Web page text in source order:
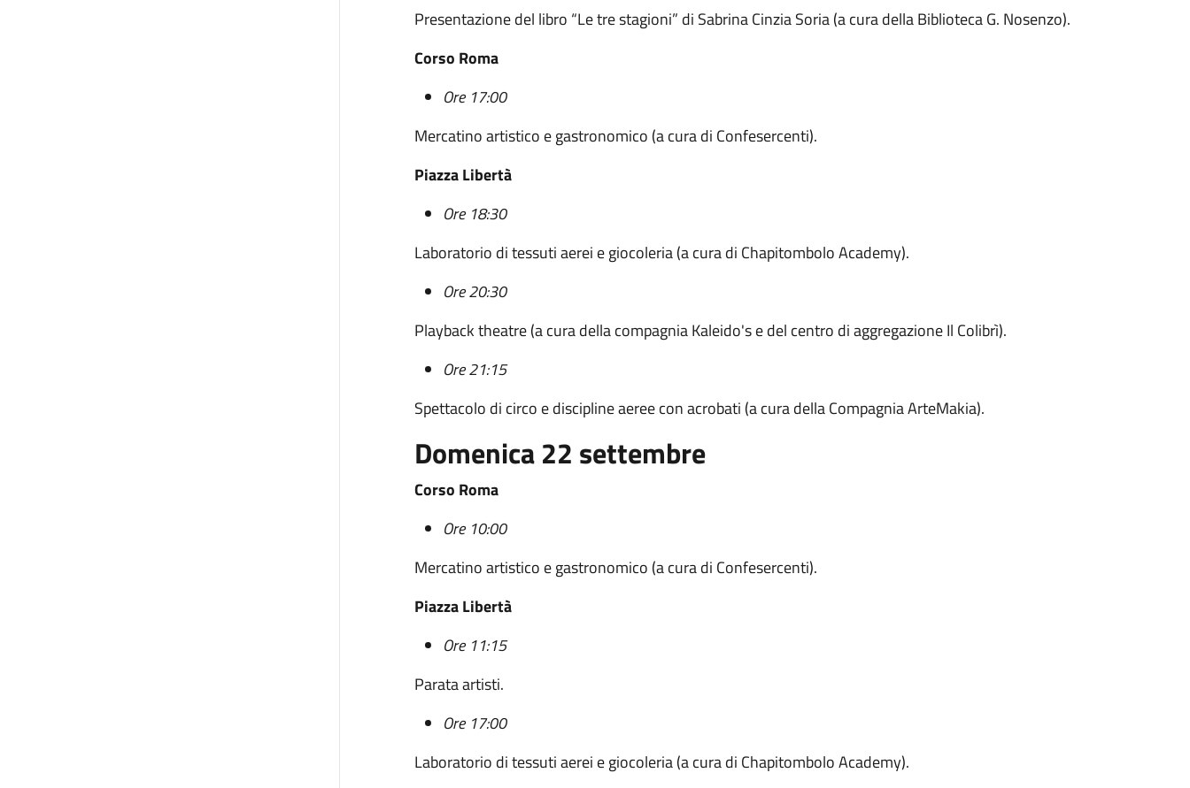
Presentazione del libro “Le tre stagioni” di Sabrina Cinzia Soria (a cura della Biblioteca G. Nosenzo).
Corso Roma
Ore 17:00
Mercatino artistico e gastronomico (a cura di Confesercenti).
Piazza Libertà
Ore 18:30
Laboratorio di tessuti aerei e giocoleria (a cura di Chapitombolo Academy).
Ore 20:30
Playback theatre (a cura della compagnia Kaleido's e del centro di aggregazione Il Colibrì).
Ore 21:15
Spettacolo di circo e discipline aeree con acrobati (a cura della Compagnia ArteMakia).
Domenica 22 settembre
Corso Roma
Ore 10:00
Mercatino artistico e gastronomico (a cura di Confesercenti).
Piazza Libertà
Ore 11:15
Parata artisti.
Ore 17:00
Laboratorio di tessuti aerei e giocoleria (a cura di Chapitombolo Academy).